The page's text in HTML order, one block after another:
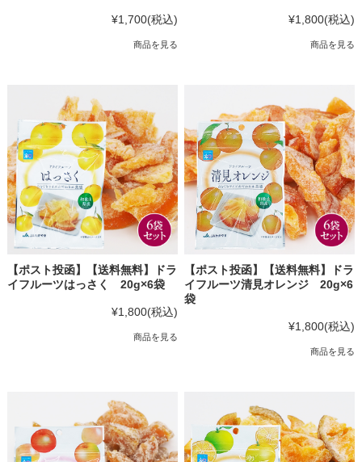
¥1,700(税込)
商品を見る
¥1,800(税込)
商品を見る
【ポスト投函】【送料無料】ドラ
イフルーツはっさく 20g×6袋
¥1,800(税込)
商品を見る
【ポスト投函】【送料無料】ドラ
イフルーツ清見オレンジ 20g×6
袋
¥1,800(税込)
商品を見る